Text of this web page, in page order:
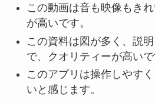
この動画は音も映像もき
が高いです。
この資料は図が多く、説
で、クオリティーが高いで
このアプリは操作しやす
いと感じます。